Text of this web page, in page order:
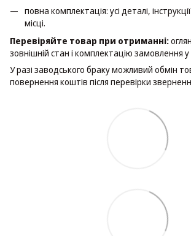
повна комплектація: усі деталі,
місці.
Перевіряйте товар при отриманні:
зовнішній стан і комплектацію замовлення у
У разі заводського браку можливий обмін
повернення коштів після перевірки